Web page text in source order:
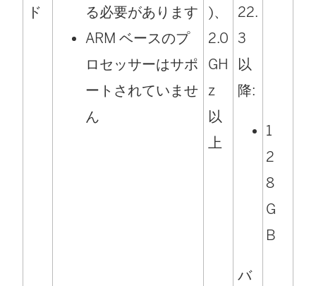
ド
る必要があります
ARM ベースのプ
ロセッサーはサポ
ートされていませ
ん
)、
2.0
GH
z
以
上
22.
3
以
降:
1
2
8
G
B
バ